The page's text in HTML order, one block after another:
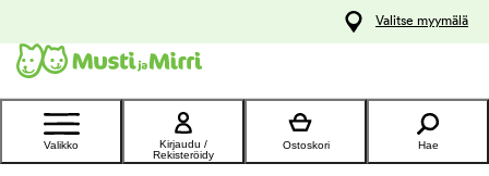
Ota yhteyttä
asiakaspalveluun
Valitse myymälä
Valikko
Kirjaudu /
Rekisteröidy
Ostoskori Hae